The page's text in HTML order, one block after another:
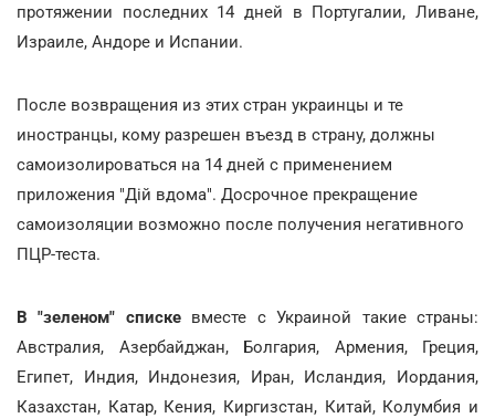
протяжении последних 14 дней в Португалии, Ливане,
Израиле, Андоре и Испании.
После возвращения из этих стран украинцы и те
иностранцы, кому разрешен въезд в страну, должны
самоизолироваться на 14 дней с применением
приложения "Дій вдома". Досрочное прекращение
самоизоляции возможно после получения негативного
ПЦР-теста.
В "зеленом" спискевместе с Украиной такие страны:
Австралия, Азербайджан, Болгария, Армения, Греция,
Египет, Индия, Индонезия, Иран, Исландия, Иордания,
Казахстан, Катар, Кения, Киргизстан, Китай, Колумбия и